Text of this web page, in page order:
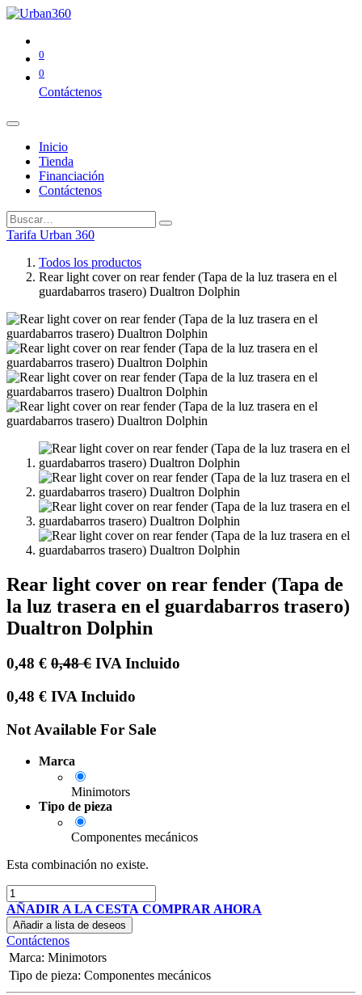
0
0
Contáctenos
Inicio
Tienda
Financiación
Contáctenos
Tarifa Urban 360
Todos los productos
Rear light cover on rear fender (Tapa de la luz trasera en el
guardabarros trasero) Dualtron Dolphin
Rear light cover on rear fender (Tapa de
la luz trasera en el guardabarros trasero)
Dualtron Dolphin
0,48 € 0,48€ IVA Incluido
0,48 € IVA Incluido
Not Available For Sale
Marca
Minimotors
Tipo de pieza
Componentes mecánicos
Esta combinación no existe.
AÑADIR A LA CESTA COMPRAR AHORA
Añadir a lista de deseos
Contáctenos
Marca: Minimotors
Tipo de pieza: Componentes mecánicos